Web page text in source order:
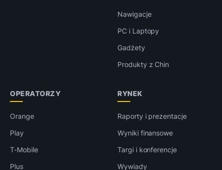
Nawigacje
PC i Laptopy
Gadżety
Produkty z Chin
OPERATORZY
Orange
Play
T-Mobile
Plus
RYNEK
Raporty i prezentacje
Wyniki finansowe
Targi i konferencje
Wywiady